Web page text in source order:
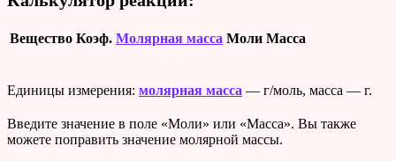
Вещество Коэф. Молярная масса Моли Масса
Единицы измерения: молярная масса — г/моль, масса — г.
Введите значение в поле «Моли» или «Масса». Вы также
можете поправить значение молярной массы.